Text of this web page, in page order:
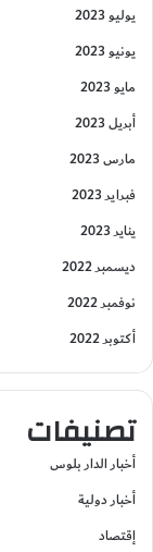
يوليو 2023
يونيو 2023
مايو 2023
أبريل 2023
مارس 2023
فبراير 2023
يناير 2023
ديسمبر 2022
نوفمبر 2022
أكتوبر 2022
تصنيفات
أخبار الدار بلوس
أخبار دولية
إقتصاد